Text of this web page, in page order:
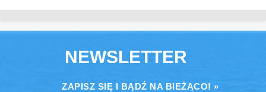
NEWSLETTER
ZAPISZ SIĘ I BĄDŹ NA BIEŻĄCO! »